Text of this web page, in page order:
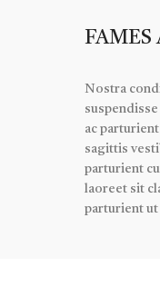
FAMES
Nostra
ac
sagittis
parturient
laoreet sit
parturient ut